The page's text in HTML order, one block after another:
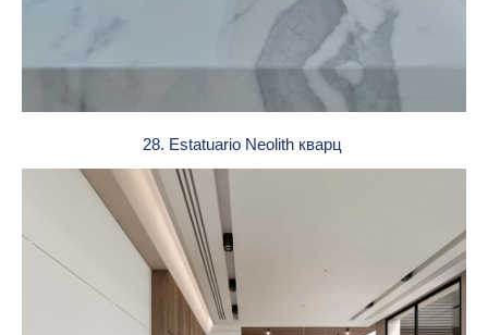
28. Estatuario Neolith кварц